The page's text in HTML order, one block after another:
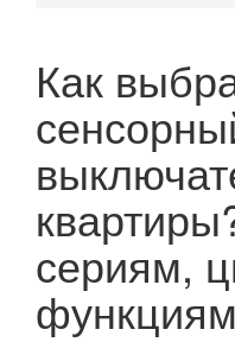
Как
сериям,
функциям